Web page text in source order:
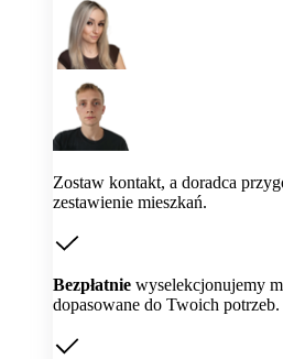
Zostaw kontakt, a doradca
zestawienie mieszkań.
Bezpłatnie wyselekcjonujemy
dopasowane do Twoich potrzeb.